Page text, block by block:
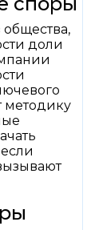
доли
методику